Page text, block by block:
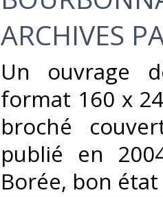
ARCHIVES
‎Un ouvrage
format 160 x
broché
publié en
Borée, bon état‎